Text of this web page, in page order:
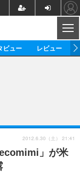
グッズ
ビジネス
アーティスト
実写
ビュー レビュー
」が米
2012.6.30（土） 21:41